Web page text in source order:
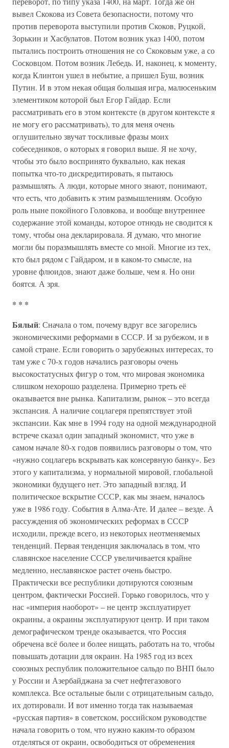
* * *
Бялый: Сначала о том, почему вдруг все загорелись
экономическими реформами в СССР. И за рубежом, и в
самой стране. Если говорить о зарубежных интересах, то
там уже с 70-х годов начались разговоры очень
высокостатусных фигур о том, что мировая экономика
слишком нехорошо разделена. Примерно треть её
оказывается вне рынка. Капитализм, рынок – это всегда
экспансия. А наличие соцлагеря препятствует этой
экспансии. Как мне в 1994 году на одной международной
встрече сказал один западный экономист, что уже в
самом начале 80-х годов появились разговоры о том, что
«нужно соцлагерь вскрывать как консервную банку». Без
этого у капитализма, у нормальной мировой, глобальной
экономики будущего нет. Это западный взгляд. И
политическое вскрытие СССР, как мы знаем, началось
уже в 1986 году. События в Алма-Ате. И далее – везде. А
рассуждения об экономических реформах в СССР
исходили, прежде всего, из некоторых неотменяемых
тенденций. Первая тенденция заключалась в том, что
славянское население СССР увеличивается крайне
медленно, неславянское растет очень быстро.
Практически все республики дотируются союзным
центром, фактически Россией. Горько говорилось, что у
нас «империя наоборот» – не центр эксплуатирует
окраины, а окраины эксплуатируют центр. И при таком
демографическом тренде оказывается, что Россия
обречена всё более и более нищать, работать на то, чтобы
повышать дотации для окраин. На 1985 год из всех
союзных республик положительное сальдо по ВНП было
у России и Азербайджана за счет нефтегазового
комплекса. Все остальные были с отрицательным сальдо,
их дотировали. И вот именно тогда так называемая
«русская партия» в советском, российском руководстве
начала говорить о том, что нужно каким-то образом
отделяться от окраин, освободиться от обременения